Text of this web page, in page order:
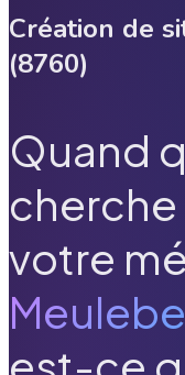
Création de
(8760)
Quand
cherche
votre